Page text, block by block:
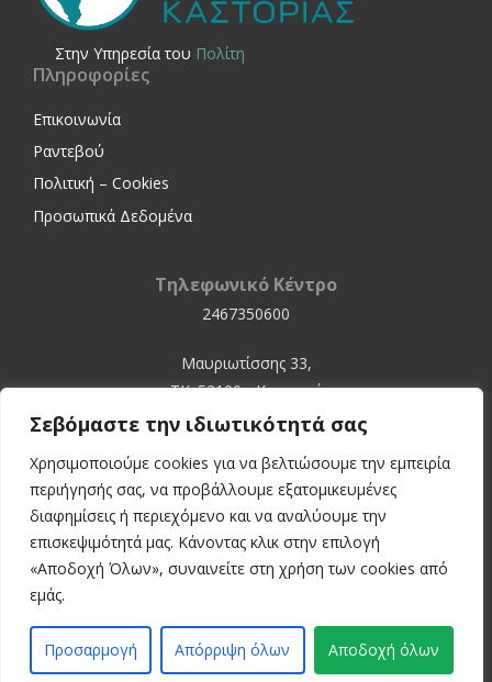
Σεβόμαστε την ιδιωτικότητά σας
Χρησιμοποιούμε cookies για να βελτιώσουμε την εμπειρία
περιήγησής σας, να προβάλλουμε εξατομικευμένες
διαφημίσεις ή περιεχόμενο και να αναλύουμε την
επισκεψιμότητά μας. Κάνοντας κλικ στην επιλογή
«Αποδοχή Όλων», συναινείτε στη χρήση των cookies από
εμάς.
Προσαρμογή Απόρριψη όλων Αποδοχή όλων
Στην Yπηρεσία του Πολίτη
Πληροφορίες
Επικοινωνία
Ραντεβού
Πολιτική – Cookies
Προσωπικά Δεδομένα
Τηλεφωνικό Κέντρο
2467350600
Μαυριωτίσσης 33,
ΤΚ. 52100 - Καστοριά